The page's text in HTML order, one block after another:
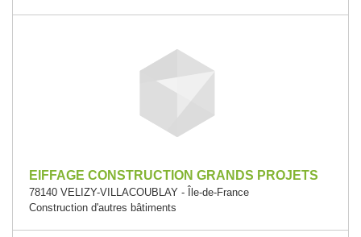
EIFFAGE CONSTRUCTION GRANDS PROJETS
78140 VELIZY-VILLACOUBLAY - Île-de-France
Construction d'autres bâtiments